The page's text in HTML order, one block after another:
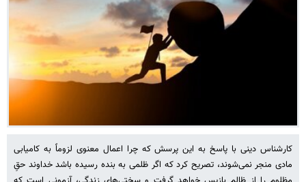
کارشناس دینی با پاسخ به این پرسش که چرا اعمال معنوی لزوماً به کامیابی
مادی منجر نمی‌شوند، تصریح کرد که اگر ظلمی به بنده رسیده باشد خداوند حقِ